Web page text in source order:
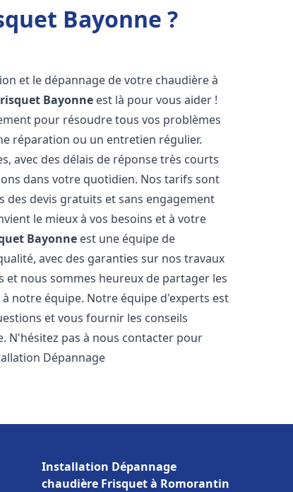
Bayonne ?
et le dépannage de votre chaudière à
Bayonne est là pour vous aider !
pour résoudre tous vos problèmes
réparation ou un entretien régulier.
avec des délais de réponse très courts
dans votre quotidien. Nos tarifs sont
devis gratuits et sans engagement
le mieux à vos besoins et à votre
Bayonne est une équipe de
avec des garanties sur nos travaux
et nous sommes heureux de partager les
notre équipe. Notre équipe d'experts est
et vous fournir les conseils
N'hésitez pas à nous contacter pour
Dépannage
Installation Dépannage
chaudière Frisquet à Romorantin